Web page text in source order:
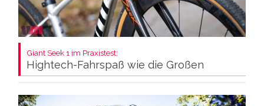
Giant Seek 1 im Praxistest:
Hightech-Fahrspaß wie die Großen